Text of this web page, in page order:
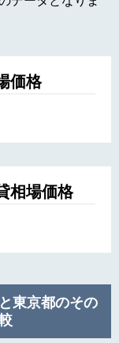
価格
相場価格
東京都のその